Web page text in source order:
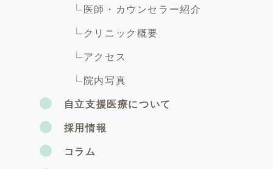
医師・カウンセラー紹介
クリニック概要
アクセス
院内写真
自立支援医療について
採用情報
コラム